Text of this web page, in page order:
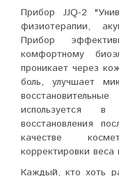
Прибор JJQ-2
физиотерапии,
Прибор
комфортному
проникает через
боль, улучшает
используется
восстановления
качестве
корректировки
Каждый, кто хоть